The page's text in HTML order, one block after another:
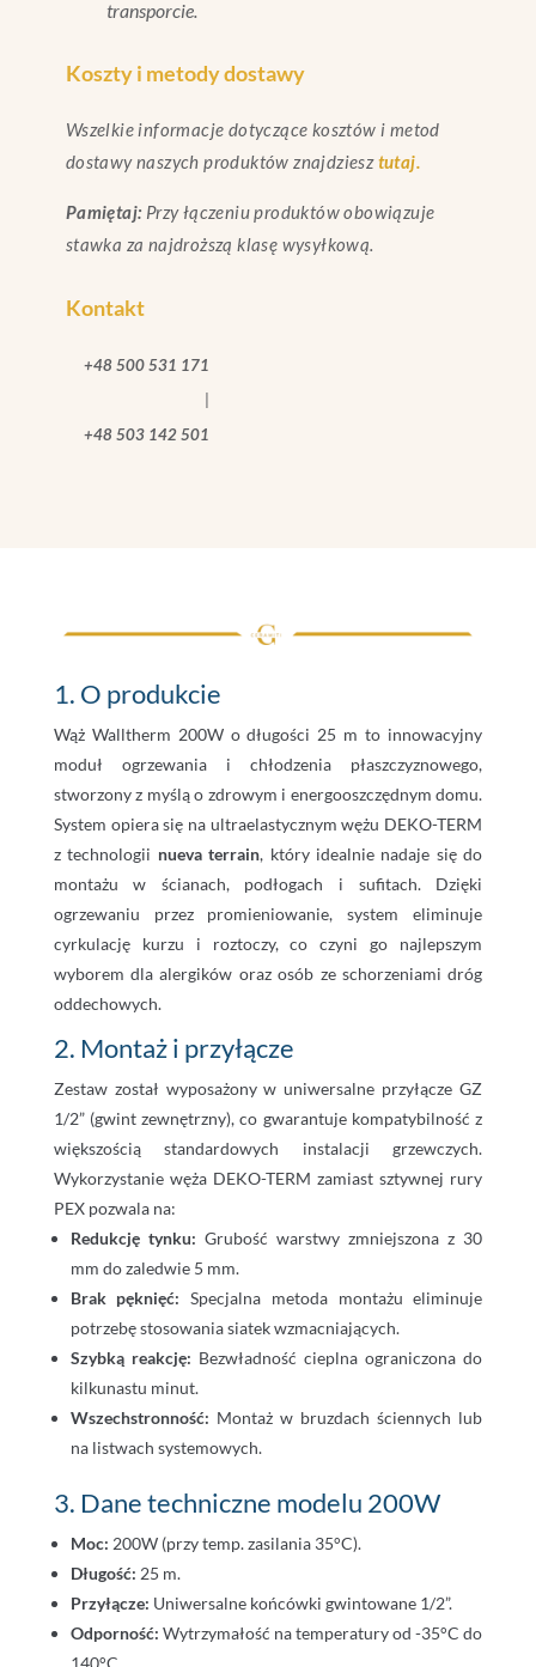
transporcie.
Koszty i metody dostawy
Wszelkie informacje dotyczące kosztów i metod
dostawy naszych produktów znajdziesztutaj.
Pamiętaj: Przy łączeniu produktów obowiązuje
stawka za najdroższą klasę wysyłkową.
Kontakt
+48 500 531 171
+48 503 142 501
1. O produkcie
Wąż Walltherm 200W o długości 25 m to innowacyjny
moduł ogrzewania i chłodzenia płaszczyznowego,
stworzony z myślą o zdrowym i energooszczędnym domu.
System opiera się na ultraelastycznym wężu DEKO-TERM
z technologii nueva terrain, który idealnie nadaje się do
montażu w ścianach, podłogach i sufitach. Dzięki
ogrzewaniu przez promieniowanie, system eliminuje
cyrkulację kurzu i roztoczy, co czyni go najlepszym
wyborem dla alergików oraz osób ze schorzeniami dróg
oddechowych.
2. Montaż i przyłącze
Zestaw został wyposażony w uniwersalne przyłącze GZ
1/2” (gwint zewnętrzny), co gwarantuje kompatybilność z
większością standardowych instalacji grzewczych.
Wykorzystanie węża DEKO-TERM zamiast sztywnej rury
PEX pozwala na:
Redukcję tynku: Grubość warstwy zmniejszona z 30
mm do zaledwie 5 mm.
Brak pęknięć: Specjalna metoda montażu eliminuje
potrzebę stosowania siatek wzmacniających.
Szybką reakcję: Bezwładność cieplna ograniczona do
kilkunastu minut.
Wszechstronność: Montaż w bruzdach ściennych lub
na listwach systemowych.
3. Dane techniczne modelu 200W
Moc: 200W (przy temp. zasilania 35°C).
Długość: 25 m.
Przyłącze: Uniwersalne końcówki gwintowane 1/2”.
Odporność: Wytrzymałość na temperatury od -35°C do
140°C.